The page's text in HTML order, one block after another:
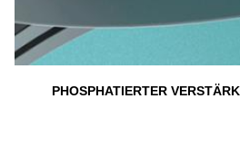
PHOSPHATIERTER